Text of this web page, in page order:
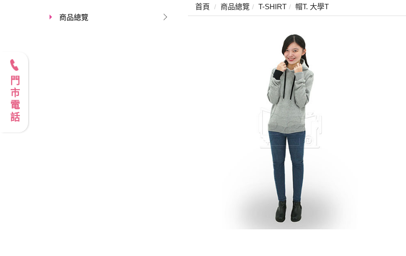
商品總覽
首頁 商品總覽 T-SHIRT 帽T. 大學T
門市電話